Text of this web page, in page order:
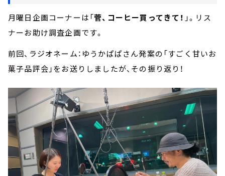
月曜日企画コーナーは「菅、コーヒー買ってきて！ 」。リス
ナーお助け調査企画です。
前回、ラジオネーム：ゆうかぱぱさん発案の「すごく甘いお
菓子品評会」をお送りしましたが、その振り返り！